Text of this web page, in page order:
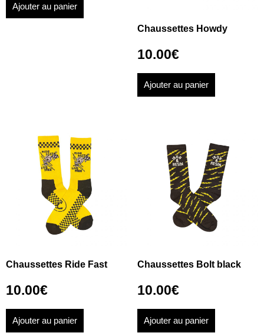
Ajouter au panier
Chaussettes Howdy
10.00€
Ajouter au panier
Chaussettes Ride Fast
10.00€
Ajouter au panier
Chaussettes Bolt black
10.00€
Ajouter au panier